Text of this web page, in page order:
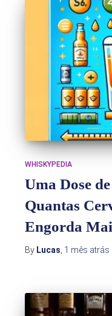
WHISKYPEDIA
Uma Dose
Quantas
Engorda
By Lucas 1 mês atrás